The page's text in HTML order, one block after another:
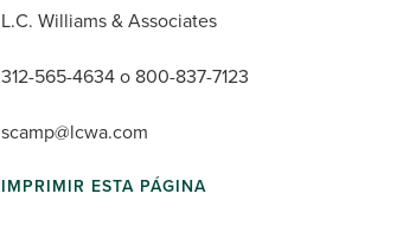
L.C. Williams & Associates
312-565-4634 o 800-837-7123
scamp@lcwa.com
IMPRIMIR ESTA PÁGINA